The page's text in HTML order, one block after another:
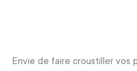
Envie de faire croustiller vos